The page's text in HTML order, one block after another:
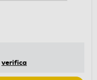
verifica